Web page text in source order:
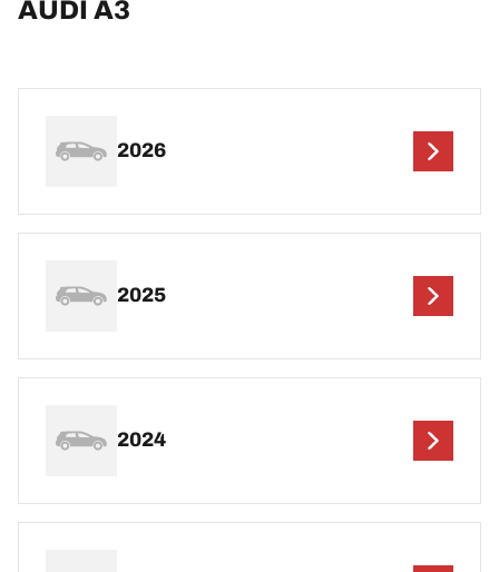
AUDI A3
2026
2025
2024